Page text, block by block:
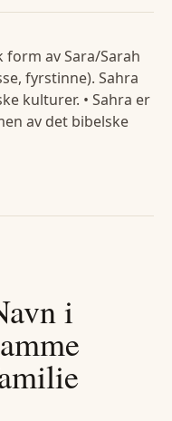
form av Sara/Sarah
fyrstinne). Sahra
kulturer. • Sahra er
av det bibelske
i